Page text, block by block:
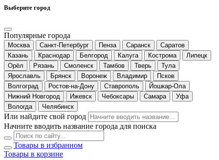
Выберите город
Популярные города
Москва Санкт-Петербург Пенза Саранск
Саратов
Казань
Краснодар Белгород Калуга Кострома
Липецк
Орёл
Рязань Смоленск Тамбов Тверь
Тула
Ярославль
Брянск Воронеж Владимир
Псков
Волгоград
Ростов-на-Дону Ставрополь
Йошкар-Ола
Нижний Новгород
Ижевск Чебоксары Самара
Уфа
Вологда
Челябинск
Или найдите свой город
Начните вводить название города для поиска
Товары в избранном
Товары в корзине